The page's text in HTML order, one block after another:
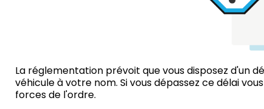
La réglementation prévoit que vous disposez d'un
véhicule à votre nom. Si vous dépassez ce délai
forces de l'ordre.